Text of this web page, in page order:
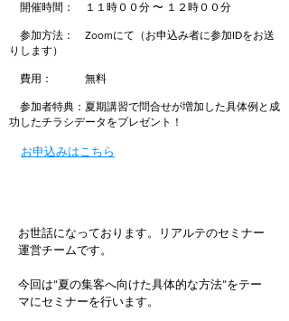
開催時間： １１時００分 〜 １２時００分
参加方法： Zoomにて（お申込み者に参加IDをお送
りします）
費用： 無料
参加者特典： 夏期講習で問合せが増加した具体例と成
功したチラシデータをプレゼント！
お申込みはこちら
お世話になっております。リアルテのセミナー
運営チームです。
今回は”夏の集客へ向けた具体的な方法”をテー
マにセミナーを行います。